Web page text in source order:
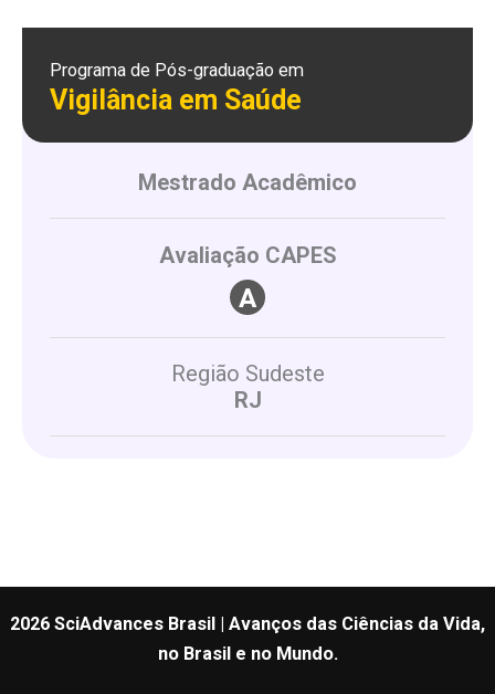
Programa de Pós-graduação em
Vigilância em Saúde
Mestrado Acadêmico
Avaliação CAPES
Região Sudeste
RJ
2026 SciAdvances Brasil | Avanços das Ciências da Vida,
no Brasil e no Mundo.